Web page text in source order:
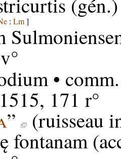
: Lm]
•
171 r°
” (ruisseau
fontanam